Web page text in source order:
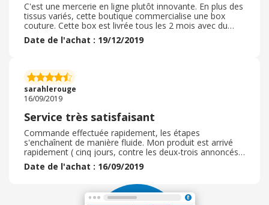
C'est une mercerie en ligne plutôt innovante. En plus des
tissus variés, cette boutique commercialise une box
couture. Cette box est livrée tous les 2 mois avec du
tissu pour réaliser un des 2 patrons fournis. Maintenant il
y a même possibilité de commander davantage de tissu
boutique est présente sur les réseaux sociaux, ce qui
permet de suivre les nouveautés et de voir les créations
des autres. Ça peut donner des idées.
Date de l'achat : 19/12/2019
sarahlerouge
16/09/2019
Service très satisfaisant
Commande effectuée rapidement, les étapes
s'enchaînent de manière fluide. Mon produit est arrivé
rapidement ( cinq jours, contre les deux-trois annoncés,
mais rien ne pressait) , et bien emballé. Le service de
suivi de colis ( via Colissimo) m'a permis de suivre mon
marchand ( qui précise pourtant, lors de la commande,
qu'il nous tiendra informé. e de son avancée) . Le tissu
Date de l'achat : 16/09/2019